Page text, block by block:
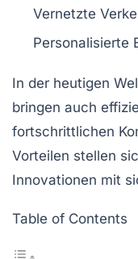
Vernetzte
Personalisierte
In der heutigen
bringen auch
fortschrittlichen
Vorteilen stellen
Innovationen mit
Table of Contents